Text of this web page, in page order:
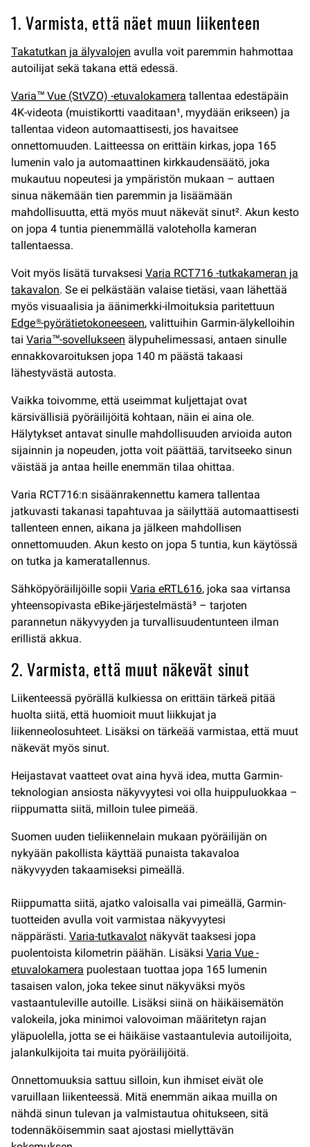
1. Varmista, että näet muun liikenteen
Takatutkan ja älyvalojen avulla voit paremmin hahmottaa
autoilijat sekä takana että edessä.
Varia™ Vue (StVZO) -etuvalokamera tallentaa edestäpäin
4K-videota (muistikortti vaaditaan¹, myydään erikseen) ja
tallentaa videon automaattisesti, jos havaitsee
onnettomuuden. Laitteessa on erittäin kirkas, jopa 165
lumenin valo ja automaattinen kirkkaudensäätö, joka
mukautuu nopeutesi ja ympäristön mukaan – auttaen
sinua näkemään tien paremmin ja lisäämään
mahdollisuutta, että myös muut näkevät sinut². Akun kesto
on jopa 4 tuntia pienemmällä valoteholla kameran
tallentaessa.
Voit myös lisätä turvaksesi Varia RCT716 -tutkakameran ja
takavalon. Se ei pelkästään valaise tietäsi, vaan lähettää
myös visuaalisia ja äänimerkki-ilmoituksia paritettuun
Edge®-pyörätietokoneeseen, valittuihin Garmin-älykelloihin
tai Varia™-sovellukseen älypuhelimessasi, antaen sinulle
ennakkovaroituksen jopa 140 m päästä takaasi
lähestyvästä autosta.
Vaikka toivomme, että useimmat kuljettajat ovat
kärsivällisiä pyöräilijöitä kohtaan, näin ei aina ole.
Hälytykset antavat sinulle mahdollisuuden arvioida auton
sijainnin ja nopeuden, jotta voit päättää, tarvitseeko sinun
väistää ja antaa heille enemmän tilaa ohittaa.
Varia RCT716:n sisäänrakennettu kamera tallentaa
jatkuvasti takanasi tapahtuvaa ja säilyttää automaattisesti
tallenteen ennen, aikana ja jälkeen mahdollisen
onnettomuuden. Akun kesto on jopa 5 tuntia, kun käytössä
on tutka ja kameratallennus.
Sähköpyöräilijöille sopii Varia eRTL616, joka saa virtansa
yhteensopivasta eBike-järjestelmästä³ – tarjoten
parannetun näkyvyyden ja turvallisuudentunteen ilman
erillistä akkua.
2. Varmista, että muut näkevät sinut
Liikenteessä pyörällä kulkiessa on erittäin tärkeä pitää
huolta siitä, että huomioit muut liikkujat ja
liikenneolosuhteet. Lisäksi on tärkeää varmistaa, että muut
näkevät myös sinut.
Heijastavat vaatteet ovat aina hyvä idea, mutta Garmin-
teknologian ansiosta näkyvyytesi voi olla huippuluokkaa –
riippumatta siitä, milloin tulee pimeää.
Suomen uuden tieliikennelain mukaan pyöräilijän on
nykyään pakollista käyttää punaista takavaloa
näkyvyyden takaamiseksi pimeällä.
Riippumatta siitä, ajatko valoisalla vai pimeällä, Garmin-
tuotteiden avulla voit varmistaa näkyvyytesi
näppärästi. Varia-tutkavalot näkyvät taaksesi jopa
puolentoista kilometrin päähän. Lisäksi Varia Vue -
etuvalokamera puolestaan tuottaa jopa 165 lumenin
tasaisen valon, joka tekee sinut näkyväksi myös
vastaantuleville autoille. Lisäksi siinä on häikäisemätön
valokeila, joka minimoi valovoiman määritetyn rajan
yläpuolella, jotta se ei häikäise vastaantulevia autoilijoita,
jalankulkijoita tai muita pyöräilijöitä.
Onnettomuuksia sattuu silloin, kun ihmiset eivät ole
varuillaan liikenteessä. Mitä enemmän aikaa muilla on
nähdä sinun tulevan ja valmistautua ohitukseen, sitä
todennäköisemmin saat ajostasi miellyttävän